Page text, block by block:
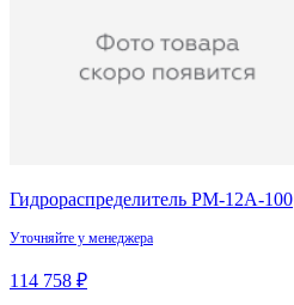
Гидрораспределитель РМ-12А-100
Уточняйте у менеджера
114 758 ₽